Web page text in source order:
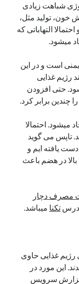
شباهت زیادی
خون، تولید مثل،
التهاباتی که
میشود.
است و در این
رژیم غذایی
حتی افزودن
چندین برابر کرد.
میشود. احتمالا
تاپس می گوید
یافته ایم و
در هضم باعث
مصرف دچار
آدرستکنا میباشد.
رژیم غذایی حاوی
این مورد در
گزارش سرویس